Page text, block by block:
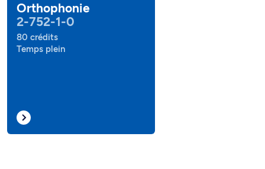
Orthophonie
2-752-1-0
80 crédits
Temps plein